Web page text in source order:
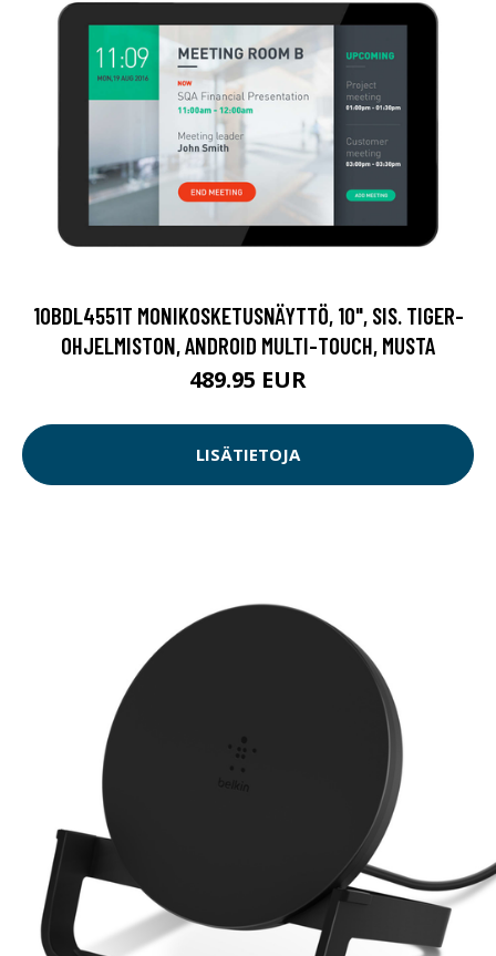
10BDL4551T MONIKOSKETUSNÄYTTÖ, 10", SIS. TIGER-
OHJELMISTON, ANDROID MULTI-TOUCH, MUSTA
489.95 EUR
LISÄTIETOJA